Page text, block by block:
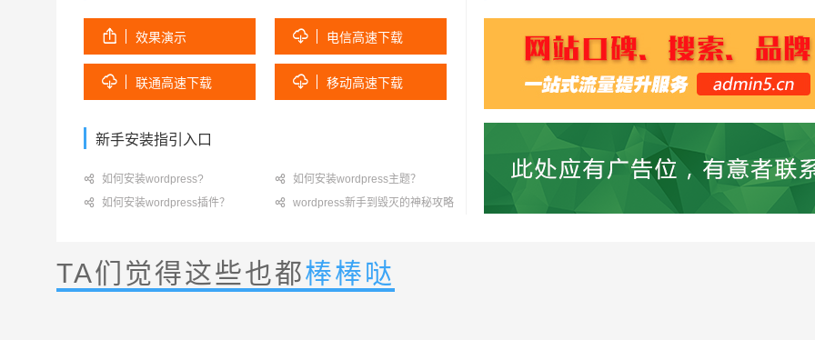
 效果演示  电信高速下载
 联通高速下载  移动高速下载
新手安装指引入口
 如何安装wordpress?  如何安装wordpress主题？
 如何安装wordpress插件？  wordpress新手到毁灭的神秘攻略
TA们觉得这些也都棒棒哒